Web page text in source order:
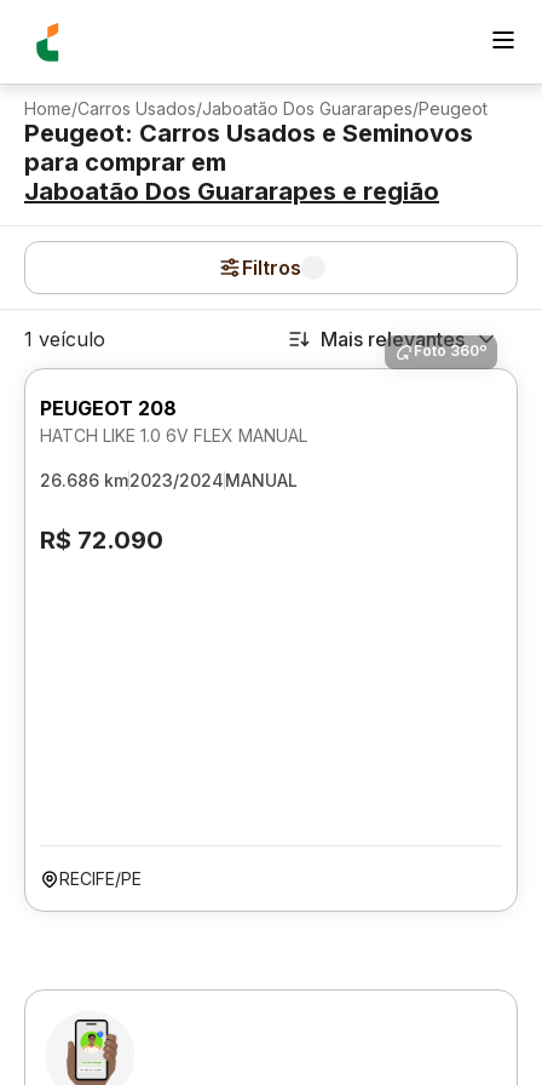
Home/Carros Usados/Jaboatão Dos Guararapes/Peugeot
Peugeot: Carros Usados e Seminovos
para comprar em
Jaboatão Dos Guararapes e região
Filtros
1 veículo Mais relevantes
Foto 360º
PEUGEOT 208
HATCH LIKE 1.0 6V FLEX MANUAL
26.686 km2023/2024MANUAL
R$ 72.090
RECIFE/PE